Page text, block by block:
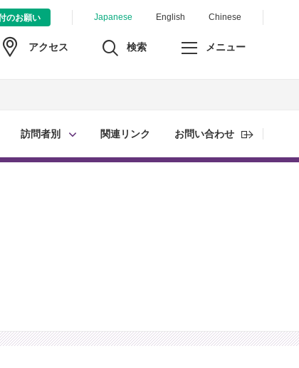
Japanese English Chinese
のお願い
アクセス 検索 メニュー
訪問者別 関連リンク お問い合わせ